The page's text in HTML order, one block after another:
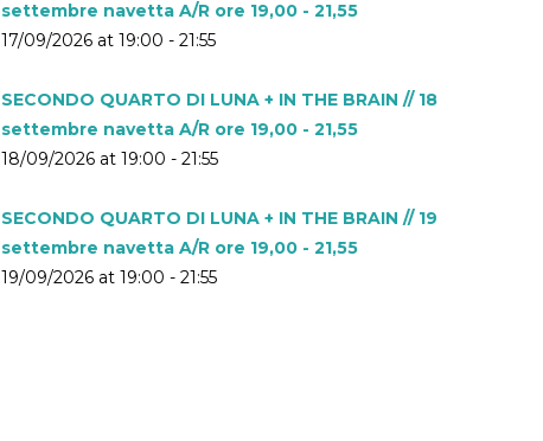
settembre navetta A/R ore 19,00 - 21,55
17/09/2026 at 19:00 - 21:55
SECONDO QUARTO DI LUNA + IN THE BRAIN // 18
settembre navetta A/R ore 19,00 - 21,55
18/09/2026 at 19:00 - 21:55
SECONDO QUARTO DI LUNA + IN THE BRAIN // 19
settembre navetta A/R ore 19,00 - 21,55
19/09/2026 at 19:00 - 21:55